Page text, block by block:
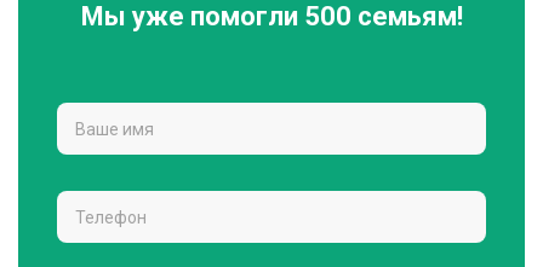
Мы уже помогли 500 семьям!